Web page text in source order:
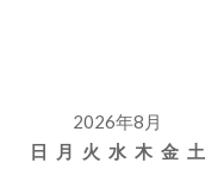
2026年8月
日
月 火 水 木 金 土